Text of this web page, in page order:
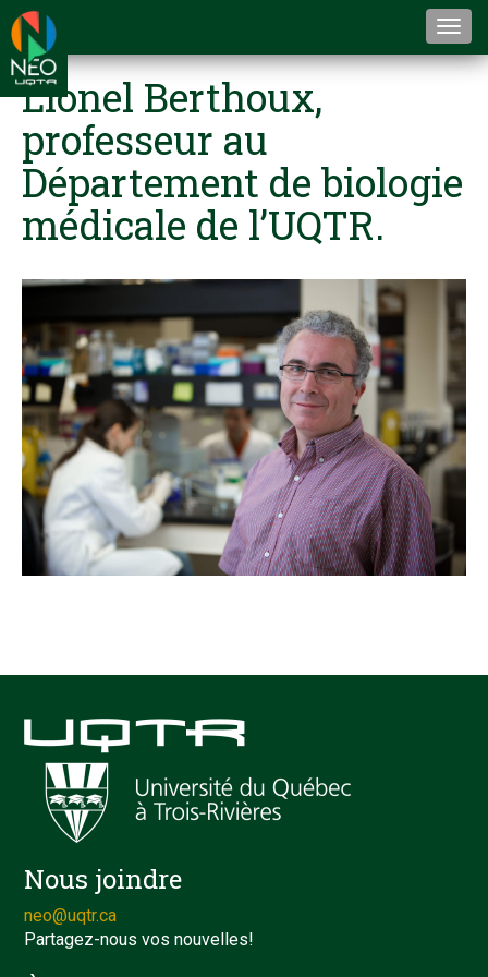
Lionel Berthoux,
professeur au
Département de biologie
médicale de l’UQTR.
Nous joindre
neo@uqtr.ca
Partagez-nous vos nouvelles!